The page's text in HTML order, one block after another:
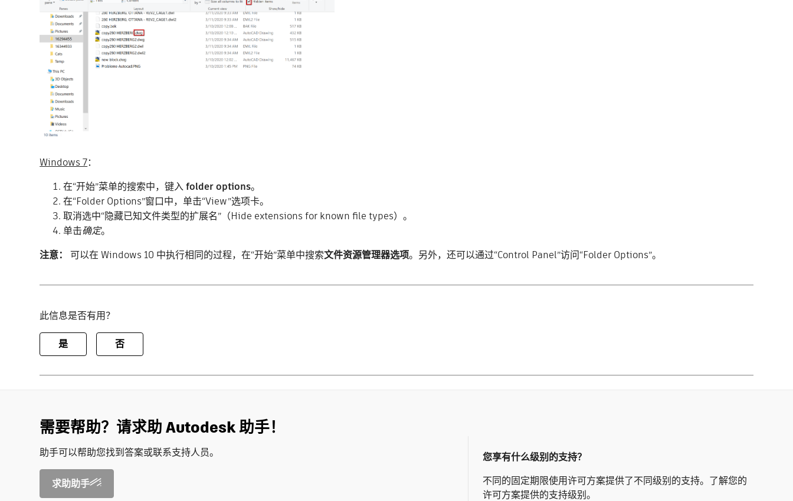
Windows 7：
在“开始”菜单的搜索中，键入folder options。
在“Folder Options”窗口中，单击“View”选项卡。
取消选中“隐藏已知文件类型的扩展名”（Hide extensions for known file types）。
单击确定。
注意：
可以在 Windows 10 中执行相同的过程，在“开始”菜单中搜索文件资源管理器选项。另外，还可以通过“Control Panel”访问“Folder Options”。
此信息是否有用？
是 否
需要帮助？请求助 Autodesk 助手！
助手可以帮助您找到答案或联系支持人员。
求助助手
您享有什么级别的支持？
不同的固定期限使用许可方案提供了不同级别的支持。了解您的
许可方案提供的支持级别。